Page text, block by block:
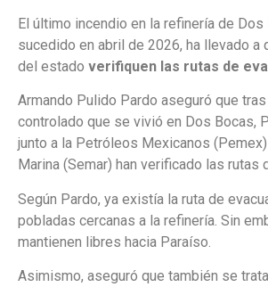
El último incendio en la refinería de Dos
sucedido en abril de 2026, ha llevado a
del estado verifiquen las rutas de
Armando Pulido Pardo aseguró que
controlado que se vivió en Dos Bocas,
junto a la Petróleos Mexicanos
Marina (Semar) han verificado las rutas
Según Pardo, ya existía la ruta de
pobladas cercanas a la refinería. Sin
mantienen libres hacia Paraíso.
Asimismo, aseguró que también se